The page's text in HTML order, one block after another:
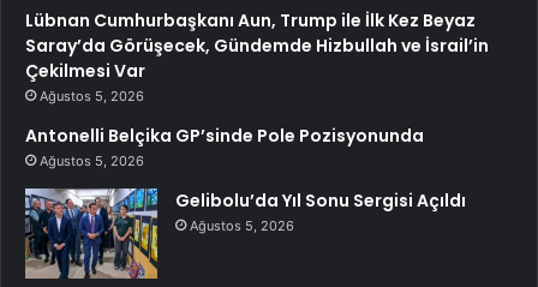
Lübnan Cumhurbaşkanı Aun, Trump ile İlk Kez Beyaz
Saray’da Görüşecek, Gündemde Hizbullah ve İsrail’in
Çekilmesi Var
Ağustos 5, 2026
Antonelli Belçika GP’sinde Pole Pozisyonunda
Ağustos 5, 2026
Gelibolu’da Yıl Sonu Sergisi Açıldı
Ağustos 5, 2026